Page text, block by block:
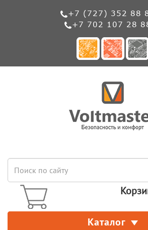
+7 (727) 352 88
+7 702 107 28
Каталог